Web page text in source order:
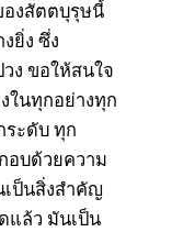
งสัตตบุรุษนี้
ยิ่ง ซึ่ง
ง ขอให้สนใจ
ในทุกอย่างทุก
ระดับ ทุก
อบด้วยความ
เป็นสิ่งสำคัญ
แล้ว มันเป็น